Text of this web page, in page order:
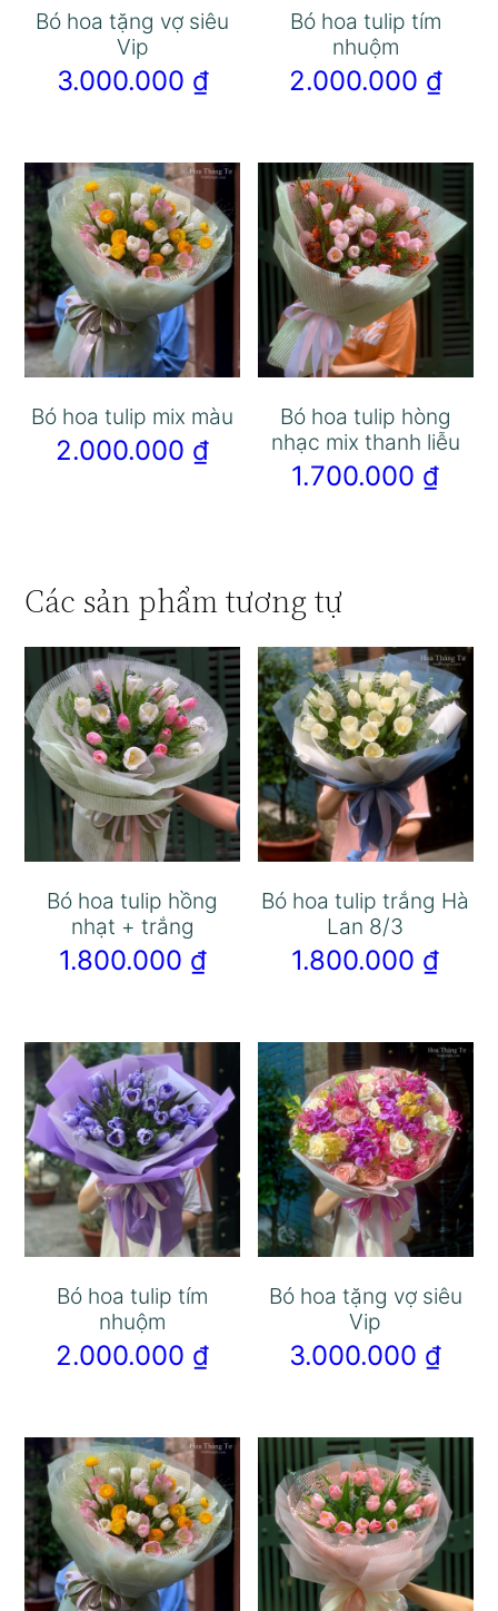
Bó hoa tặng vợ siêu
Vip
3.000.000 ₫
Bó hoa tulip tím
nhuộm
2.000.000 ₫
Bó hoa tulip mix màu
2.000.000 ₫
Bó hoa tulip hòng
nhạc mix thanh liễu
1.700.000 ₫
Các sản phẩm tương tự
Bó hoa tulip hồng
nhạt + trắng
1.800.000 ₫
Bó hoa tulip trắng Hà
Lan 8/3
1.800.000 ₫
Bó hoa tulip tím
nhuộm
2.000.000 ₫
Bó hoa tặng vợ siêu
Vip
3.000.000 ₫